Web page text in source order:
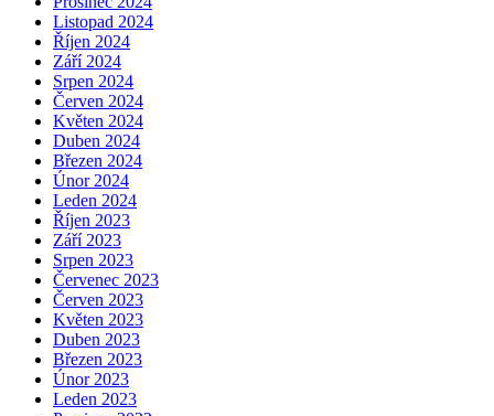
Listopad 2024
Říjen 2024
Září 2024
Srpen 2024
Červen 2024
Květen 2024
Duben 2024
Březen 2024
Únor 2024
Leden 2024
Říjen 2023
Září 2023
Srpen 2023
Červenec 2023
Červen 2023
Květen 2023
Duben 2023
Březen 2023
Únor 2023
Leden 2023